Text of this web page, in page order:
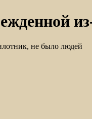
не было людей